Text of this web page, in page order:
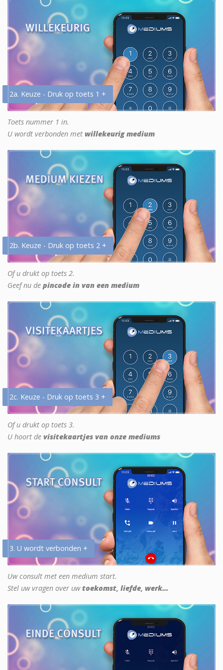
2a. Keuze - Druk op toets 1 +
Toets nummer 1 in.
U wordt verbonden met willekeurig medium
2b. Keuze - Druk op toets 2 +
Of u drukt op toets 2.
Geef nu de pincode in van een medium
2c. Keuze - Druk op toets 3 +
Of u drukt op toets 3.
U hoort de visitekaartjes van onze mediums
3. U wordt verbonden +
Uw consult met een medium start.
Stel uw vragen over uwtoekomst, liefde, werk...